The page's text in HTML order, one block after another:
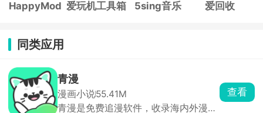
HappyMod 爱玩机工具箱 5sing音乐 爱回收
同类应用
青漫
漫画小说55.41M
青漫是免费追漫软件，收录海内外漫
查看